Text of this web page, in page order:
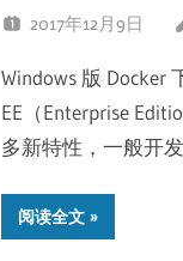
2017年12月9日
Windows 版 Docker
EE（Enterprise
多新特性，一般开
阅读全文